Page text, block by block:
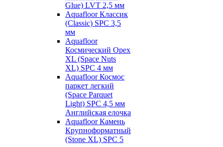
Glue) LVT 2,5 мм
Aquafloor Классик
(Classic) SPC 3,5
мм
Aquafloor
Космический Орех
XL (Space Nuts
XL) SPC 4 мм
Aquafloor Космос
паркет легкий
(Space Parquet
Light) SPC 4,5 мм
Английская елочка
Aquafloor Камень
Крупноформатный
(Stone XL) SPC 5